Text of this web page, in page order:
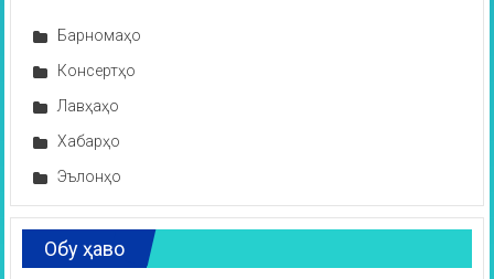
Барномаҳо
Консертҳо
Лавҳаҳо
Хабарҳо
Эълонҳо
Обу ҳаво